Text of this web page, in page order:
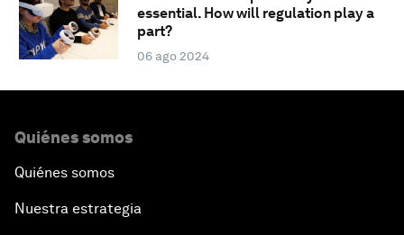
essential. How will regulation play a
part?
06 ago 2024
Quiénes somos
Quiénes somos
Nuestra estrategia